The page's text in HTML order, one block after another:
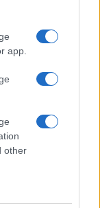
app.
other
και μήλο για
ένα
υψηλή πρωτεΐνη